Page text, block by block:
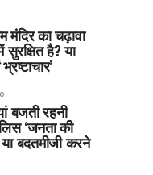
मंदिर का चढ़ावा
सुरक्षित है? या
बजती रहनी
‘जनता की
बदतमीजी करने